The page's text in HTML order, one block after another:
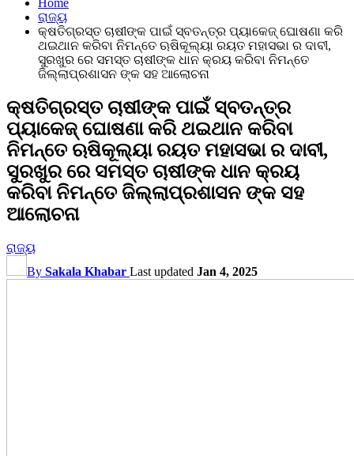
Home
ରାଜ୍ୟ
କ୍ଷତିଗ୍ରସ୍ତ ଚାଷୀଙ୍କ ପାଇଁ ସ୍ବତନ୍ତ୍ର ପ୍ୟାକେଜ୍ ଘୋଷଣା କରି
ଥଇଥାନ କରିବା ନିମନ୍ତେ ଋଷିକୂଲ୍ୟା ରୟତ ମହାସଭା ର ଦାବୀ,
ସୁରଖୁର ରେ ସମସ୍ତ ଚାଷୀଙ୍କ ଧାନ କ୍ରୟ କରିବା ନିମନ୍ତେ
ଜିଲ୍ଲାପ୍ରଶାସନ ଙ୍କ ସହ ଆଲୋଚନା
କ୍ଷତିଗ୍ରସ୍ତ ଚାଷୀଙ୍କ ପାଇଁ ସ୍ବତନ୍ତ୍ର
ପ୍ୟାକେଜ୍ ଘୋଷଣା କରି ଥଇଥାନ କରିବା
ନିମନ୍ତେ ଋଷିକୂଲ୍ୟା ରୟତ ମହାସଭା ର ଦାବୀ,
ସୁରଖୁର ରେ ସମସ୍ତ ଚାଷୀଙ୍କ ଧାନ କ୍ରୟ
କରିବା ନିମନ୍ତେ ଜିଲ୍ଲାପ୍ରଶାସନ ଙ୍କ ସହ
ଆଲୋଚନା
ରାଜ୍ୟ
By Sakala Khabar Last updated Jan 4, 2025